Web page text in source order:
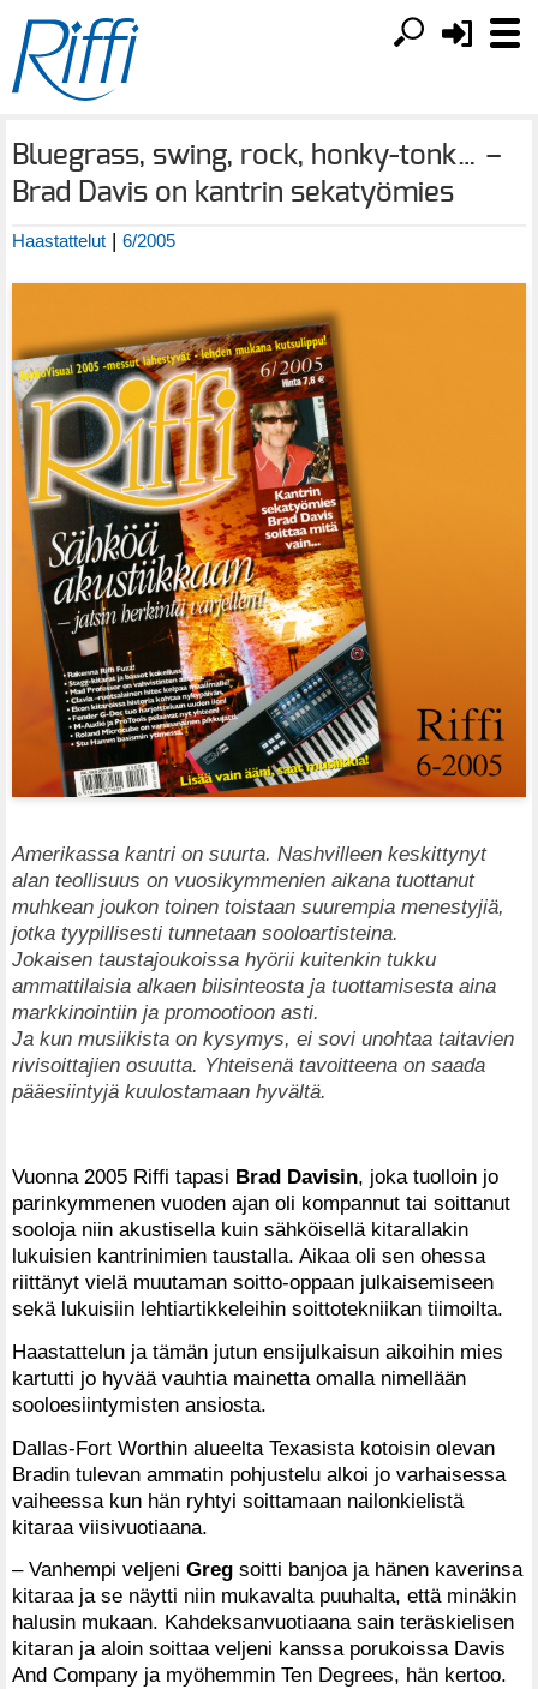
Bluegrass, swing, rock, honky-tonk… –
Brad Davis on kantrin sekatyömies
Haastattelut | 6/2005
Amerikassa kantri on suurta. Nashvilleen keskittynyt
alan teollisuus on vuosikymmenien aikana tuottanut
muhkean joukon toinen toistaan suurempia menestyjiä,
jotka tyypillisesti tunnetaan sooloartisteina.
Jokaisen taustajoukoissa hyörii kuitenkin tukku
ammattilaisia alkaen biisinteosta ja tuottamisesta aina
markkinointiin ja promootioon asti.
Ja kun musiikista on kysymys, ei sovi unohtaa taitavien
rivisoittajien osuutta. Yhteisenä tavoitteena on saada
pääesiintyjä kuulostamaan hyvältä.
Vuonna 2005 Riffi tapasi Brad Davisin, joka tuolloin jo
parinkymmenen vuoden ajan oli kompannut tai soittanut
sooloja niin akustisella kuin sähköisellä kitarallakin
lukuisien kantrinimien taustalla. Aikaa oli sen ohessa
riittänyt vielä muutaman soitto-oppaan julkaisemiseen
sekä lukuisiin lehtiartikkeleihin soittotekniikan tiimoilta.
Haastattelun ja tämän jutun ensijulkaisun aikoihin mies
kartutti jo hyvää vauhtia mainetta omalla nimellään
sooloesiintymisten ansiosta.
Dallas-Fort Worthin alueelta Texasista kotoisin olevan
Bradin tulevan ammatin pohjustelu alkoi jo varhaisessa
vaiheessa kun hän ryhtyi soittamaan nailonkielistä
kitaraa viisivuotiaana.
– Vanhempi veljeni Greg soitti banjoa ja hänen kaverinsa
kitaraa ja se näytti niin mukavalta puuhalta, että minäkin
halusin mukaan. Kahdeksanvuotiaana sain teräskielisen
kitaran ja aloin soittaa veljeni kanssa porukoissa Davis
And Company ja myöhemmin Ten Degrees, hän kertoo.